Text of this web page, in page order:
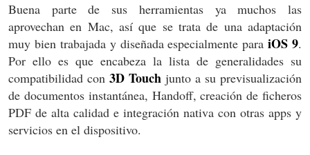
Buena parte de sus herramientas ya muchos las
aprovechan en Mac, así que se trata de una adaptación
muy bien trabajada y diseñada especialmente paraiOS 9.
Por ello es que encabeza la lista de generalidades su
compatibilidad con 3D Touch junto a su previsualización
de documentos instantánea, Handoff, creación de ficheros
PDF de alta calidad e integración nativa con otras apps y
servicios en el dispositivo.